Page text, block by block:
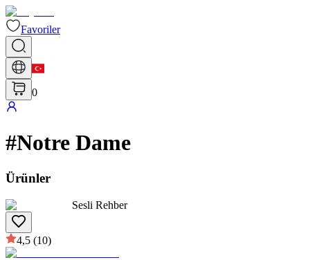
Favoriler
0
#Notre Dame
Ürünler
Sesli Rehber
4,5 (10)